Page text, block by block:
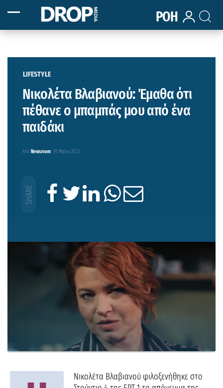
ΡΟΗ
LIFESTYLE
Νικολέτα Βλαβιανού: Έμαθα ότι
πέθανε ο μπαμπάς μου από ένα
παιδάκι
Από Newsroom 30 Μαΐου 2023
Νικολέτα Βλαβιανού φιλοξενήθηκε στο